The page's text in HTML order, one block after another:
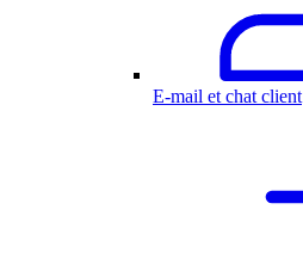
E-mail et chat client